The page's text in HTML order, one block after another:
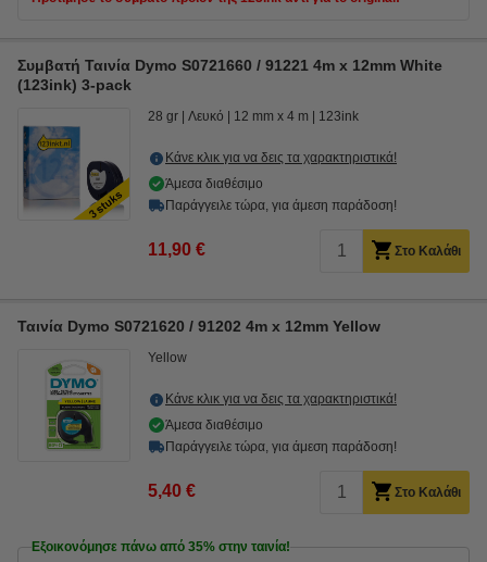
Συμβατή Ταινία Dymo S0721660 / 91221 4m x 12mm White
(123ink) 3-pack
28 gr Λευκό 12 mm x 4 m 123ink
Κάνε κλικ για να δεις τα χαρακτηριστικά!
Άμεσα διαθέσιμο
Παράγγειλε τώρα, για άμεση παράδοση!
11,90 € Στο Καλάθι
Ταινία Dymo S0721620 / 91202 4m x 12mm Yellow
Yellow
Κάνε κλικ για να δεις τα χαρακτηριστικά!
Άμεσα διαθέσιμο
Παράγγειλε τώρα, για άμεση παράδοση!
5,40 € Στο Καλάθι
Εξοικονόμησε πάνω από 35% στην ταινία!